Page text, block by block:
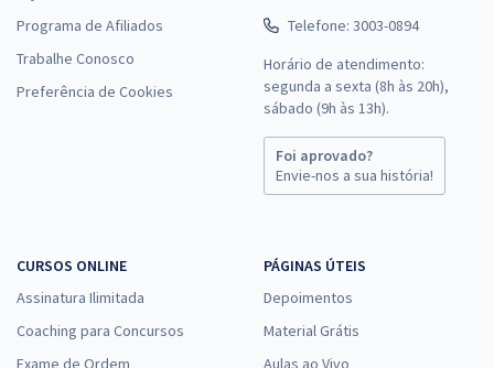
Programa de Afiliados
Trabalhe Conosco
Preferência de Cookies
Telefone: 3003-0894
Horário de atendimento:
segunda a sexta (8h às 20h),
sábado (9h às 13h).
Foi aprovado?
Envie-nos a sua história!
CURSOS ONLINE
Assinatura Ilimitada
Coaching para Concursos
Exame de Ordem
PÁGINAS ÚTEIS
Depoimentos
Material Grátis
Aulas ao Vivo